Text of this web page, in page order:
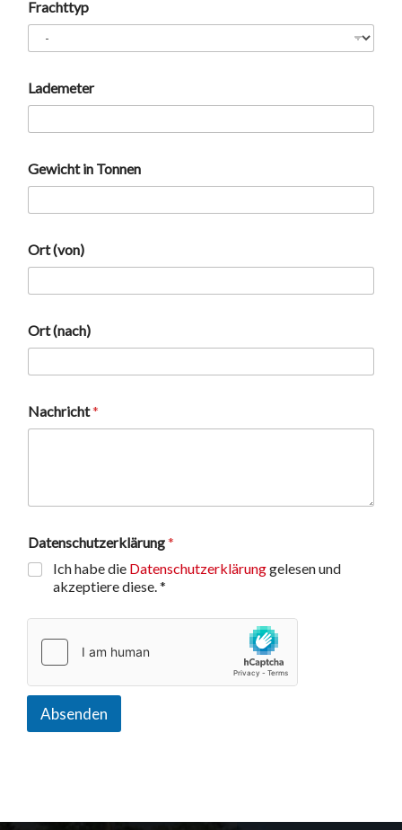
Frachttyp
Lademeter
Gewicht in Tonnen
Ort (von)
v
o
*
O
Ort (nach)
Nachricht*
Datenschutzerklärung*
Ich habe die Datenschutzerklärunggelesen und
akzeptiere diese. *
Absenden